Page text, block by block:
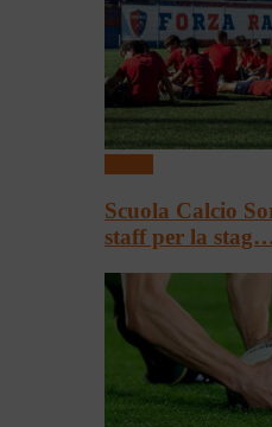
Scuola Calcio
staff per la